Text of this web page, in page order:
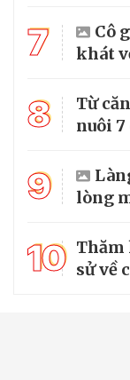
7
Cô
khát
8
Từ
nuôi
9
lòng
10 Thăm
sử về